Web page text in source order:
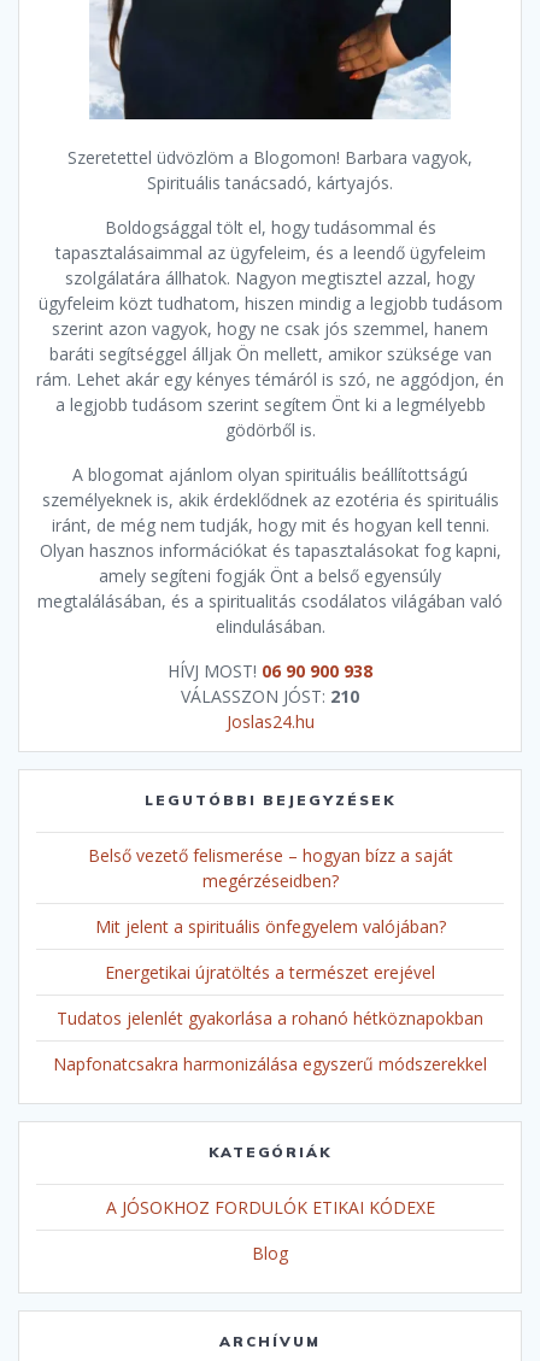
Szeretettel üdvözlöm a Blogomon! Barbara vagyok,
Spirituális tanácsadó, kártyajós.
Boldogsággal tölt el, hogy tudásommal és
tapasztalásaimmal az ügyfeleim, és a leendő ügyfeleim
szolgálatára állhatok. Nagyon megtisztel azzal, hogy
ügyfeleim közt tudhatom, hiszen mindig a legjobb tudásom
szerint azon vagyok, hogy ne csak jós szemmel, hanem
baráti segítséggel álljak Ön mellett, amikor szüksége van
rám. Lehet akár egy kényes témáról is szó, ne aggódjon, én
a legjobb tudásom szerint segítem Önt ki a legmélyebb
gödörből is.
A blogomat ajánlom olyan spirituális beállítottságú
személyeknek is, akik érdeklődnek az ezotéria és spirituális
iránt, de még nem tudják, hogy mit és hogyan kell tenni.
Olyan hasznos információkat és tapasztalásokat fog kapni,
amely segíteni fogják Önt a belső egyensúly
megtalálásában, és a spiritualitás csodálatos világában való
elindulásában.
HÍVJ MOST! 06 90 900 938
VÁLASSZON JÓST: 210
Joslas24.hu
LEGUTÓBBI BEJEGYZÉSEK
Belső vezető felismerése – hogyan bízz a saját
megérzéseidben?
Mit jelent a spirituális önfegyelem valójában?
Energetikai újratöltés a természet erejével
Tudatos jelenlét gyakorlása a rohanó hétköznapokban
Napfonatcsakra harmonizálása egyszerű módszerekkel
KATEGÓRIÁK
A JÓSOKHOZ FORDULÓK ETIKAI KÓDEXE
Blog
ARCHÍVUM